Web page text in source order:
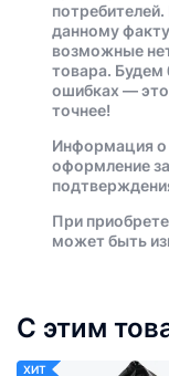
данному
возможные
товара. Будем
ошибках —
точнее!
Информация о
оформление
При
может быть
С этим
ХИТ